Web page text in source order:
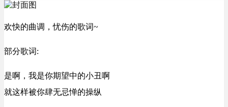
欢快的曲调，忧伤的歌词~
部分歌词:
是啊，我是你期望中的小丑啊
就这样被你肆无忌惮的操纵